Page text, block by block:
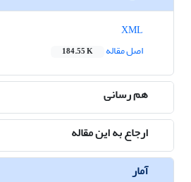
اصل مقاله
184.55 K
هم رسانی
ارجاع به این مقاله
آمار